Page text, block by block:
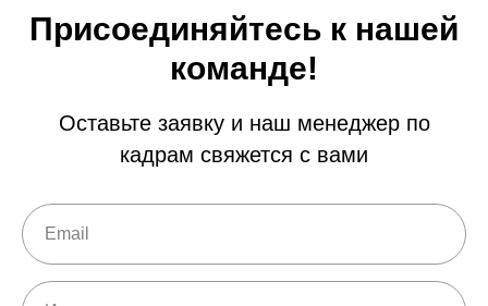
Присоединяйтесь к нашей
команде!
Оставьте заявку и наш менеджер по
кадрам свяжется с вами